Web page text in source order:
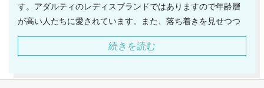
す。アダルティのレディスブランドではありますので年齢層
が高い人たちに愛されています。また、落ち着きを見せつつ
も年齢を感じさせないので大人の女性にぴったりのアイテム
が多数存在しています。カッコよく決まるのがポイントで世
り、着た時のシルエットや着心地の良さにもこだわっている
続きを読む